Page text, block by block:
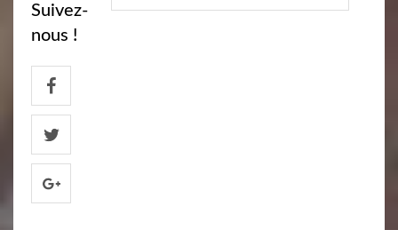
Suivez-
nous !